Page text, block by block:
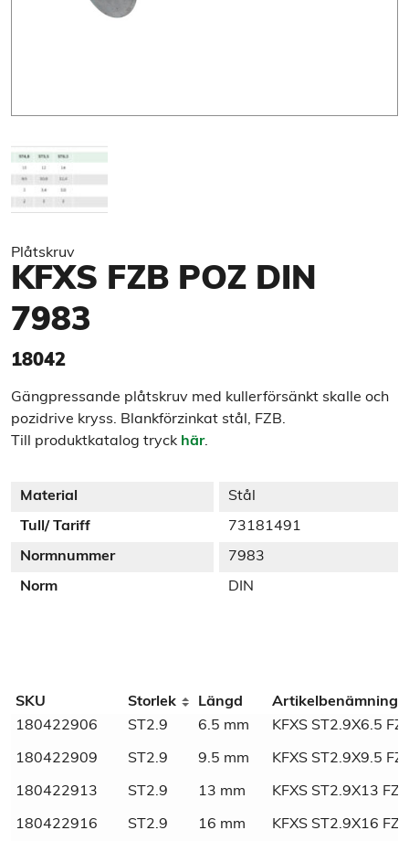
Plåtskruv
KFXS FZB POZ DIN
7983
18042
Gängpressande plåtskruv med kullerförsänkt skalle och
pozidrive kryss. Blankförzinkat stål, FZB.
Till produktkatalog tryck här.
Material Stål
Tull/ Tariff 73181491
Normnummer 7983
Norm DIN
Weight N/A
Dimensions N/A
SKU Storlek Längd
Artikelbenämning
180422906
ST2.9 6.5 mm KFXS ST2.9X6.5
180422909 ST2.9 9.5 mm KFXS ST2.9X9.5
180422913 ST2.9 13 mm KFXS ST2.9X13
180422916 ST2.9 16 mm KFXS ST2.9X16